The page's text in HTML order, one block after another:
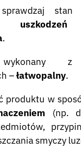
sprawdzaj
uszkodzeń
.
z
–łatwopalny.
produktu w
(np.
smyczy